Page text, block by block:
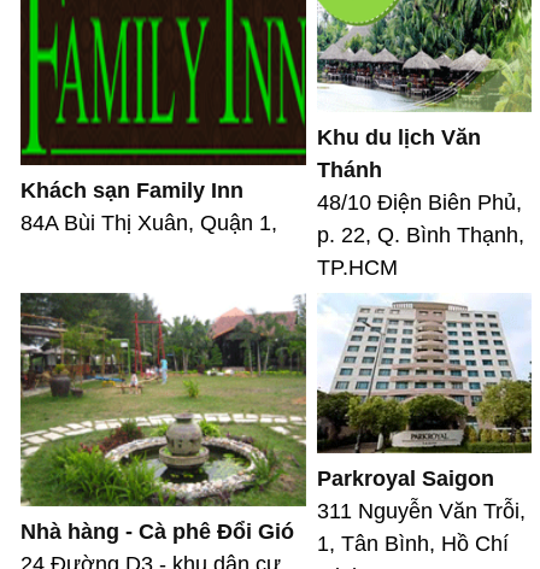
Khách sạn Family Inn
84A Bùi Thị Xuân, Quận 1,
Khu du lịch Văn
Thánh
48/10 Điện Biên Phủ,
p. 22, Q. Bình Thạnh,
TP.HCM
Nhà hàng - Cà phê Đổi Gió
Parkroyal Saigon
311 Nguyễn Văn Trỗi,
1, Tân Bình, Hồ Chí